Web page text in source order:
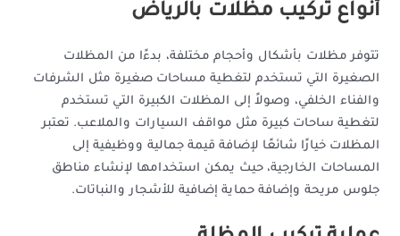
أنواع تركيب مظلات بالرياض
تتوفر مظلات بأشكال وأحجام مختلفة، بدءًا من المظلات
الصغيرة التي تستخدم لتغطية مساحات صغيرة مثل الشرفات
والفناء الخلفي، وصولاً إلى المظلات الكبيرة التي تستخدم
لتغطية ساحات كبيرة مثل مواقف السيارات والملاعب. تعتبر
المظلات خيارًا شائعًا لإضافة قيمة جمالية ووظيفية إلى
المساحات الخارجية، حيث يمكن استخدامها لإنشاء مناطق
جلوس مريحة وإضافة حماية إضافية للأشجار والنباتات.